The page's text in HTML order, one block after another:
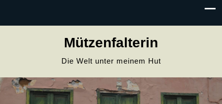
Mützenfalterin
Die Welt unter meinem Hut